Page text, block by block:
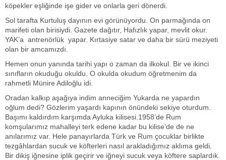
köpekler eşliğinde işe gider ve onlarla geri dönerdi.
Sol tarafta Kurtuluş dayının evi görünüyordu. On parmağında on
marifeti olan birisiydi. Gazete dağıtır, Hafızlık yapar, mevlit okur.
YAK’a antrenörlük yapar. Kırtasiye satar ve daha bir sürü meziyeti
olan bir amcamızdı.
Hemen onun yanında tarihi yapı o zaman da ilkokul. Bir ve ikinci
sınıfların okuduğu okuldu. O okulda okudum öğretmenim da
rahmetli Münire Adiloğlu idi.
Oradan kalkıp aşağıya indim anneciğim Yukarda ne yapardın
oğlum dedi? Gözlerim yaşardı kapının önündeki sekiye oturdum.
Başımı kaldırdım karşımda Ayluka kilisesi.1958’de Rum
komşularımız mahalleyi terk edene kadar bu kilise’de de ne
anılarımız var. Hele panayırlarda Türk ve Rum çocuklar birlikte
tezgâhlardan sucuk ve köfterleri nasıl arakladığımız aklıma geldi.
Bir dikiş iğnesine iplik geçirir ve iğneyi sucuk veya köftere saplardık.